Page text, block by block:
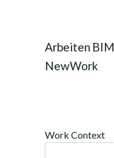
Arbeiten BIM
NewWork
Work Context